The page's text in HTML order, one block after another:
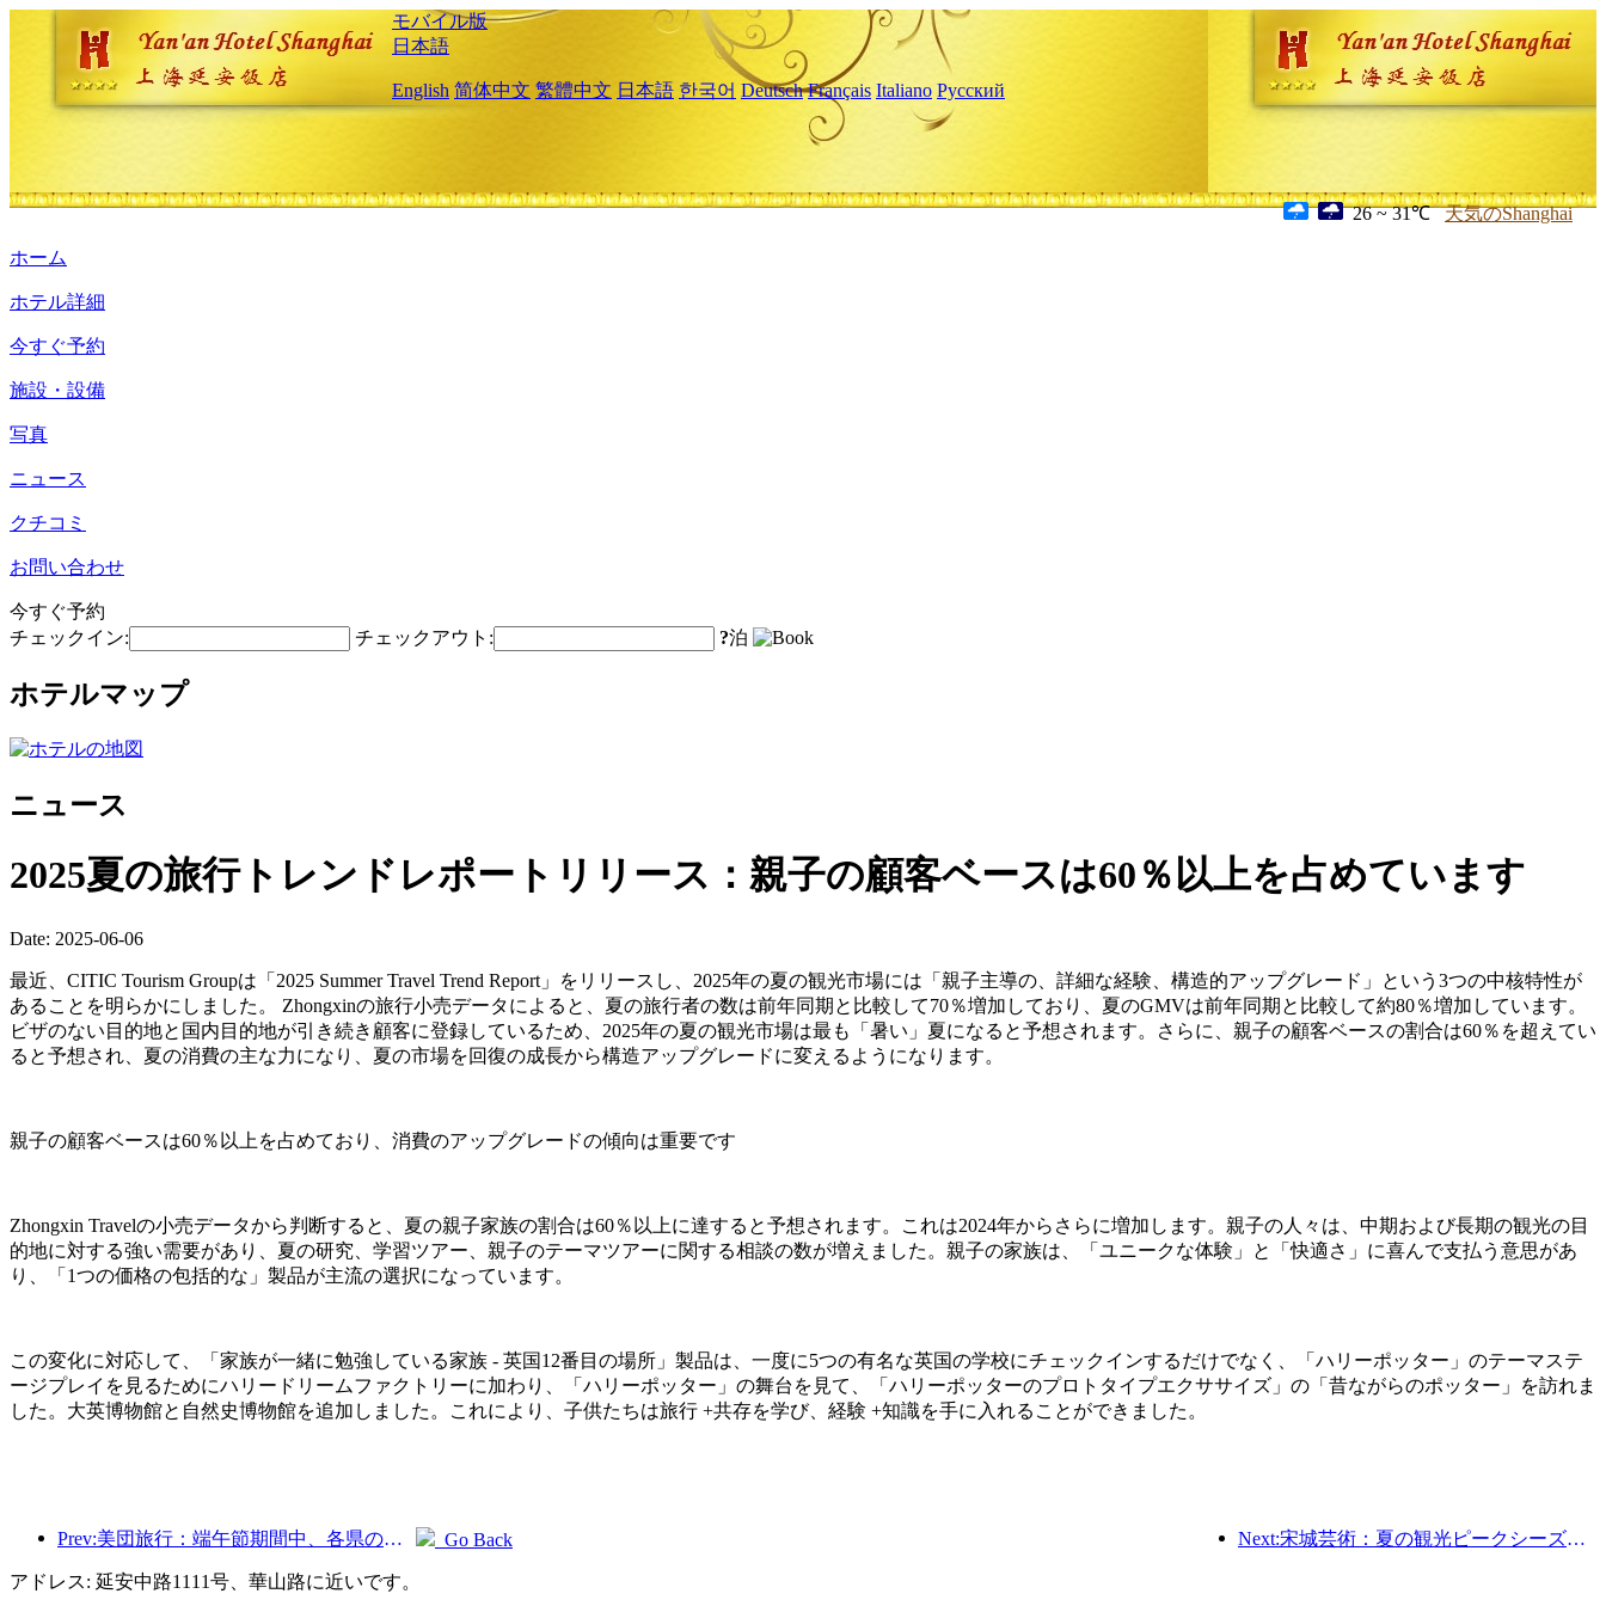
モバイル版
日本語
English 简体中文 繁體中文 日本語 한국어 Deutsch Français Italiano Русский
26 ~ 31℃ 天気のShanghai
ホーム
ホテル詳細
今すぐ予約
施設・設備
写真
ニュース
クチコミ
お問い合わせ
今すぐ予約
チェックイン:
チェックアウト: ?泊
ホテルマップ
ニュース
2025夏の旅行トレンドレポートリリース：親子の顧客ベースは60％以上を占めています
Date: 2025-06-06
最近、CITIC Tourism Groupは「2025 Summer Travel Trend Report」をリリースし、2025年の夏の観光市場には「親子主導の、詳細な経験、構造的アップグレード」という3つの中核特性が
あることを明らかにしました。 Zhongxinの旅行小売データによると、夏の旅行者の数は前年同期と比較して70％増加しており、夏のGMVは前年同期と比較して約80％増加しています。
ビザのない目的地と国内目的地が引き続き顧客に登録しているため、2025年の夏の観光市場は最も「暑い」夏になると予想されます。さらに、親子の顧客ベースの割合は60％を超えてい
ると予想され、夏の消費の主な力になり、夏の市場を回復の成長から構造アップグレードに変えるようになります。
親子の顧客ベースは60％以上を占めており、消費のアップグレードの傾向は重要です
Zhongxin Travelの小売データから判断すると、夏の親子家族の割合は60％以上に達すると予想されます。これは2024年からさらに増加します。親子の人々は、中期および長期の観光の目
的地に対する強い需要があり、夏の研究、学習ツアー、親子のテーマツアーに関する相談の数が増えました。親子の家族は、「ユニークな体験」と「快適さ」に喜んで支払う意思があ
り、「1つの価格の包括的な」製品が主流の選択になっています。
この変化に対応して、「家族が一緒に勉強している家族 - 英国12番目の場所」製品は、一度に5つの有名な英国の学校にチェックインするだけでなく、「ハリーポッター」のテーマステ
ージプレイを見るためにハリードリームファクトリーに加わり、「ハリーポッター」の舞台を見て、「ハリーポッターのプロトタイプエクササイズ」の「昔ながらのポッター」を訪れま
した。大英博物館と自然史博物館を追加しました。これにより、子供たちは旅行 +共存を学び、経験 +知識を手に入れることができました。
Prev:美団旅行：端午節期間中、各県の高級ホテルの予約が殺到、子供連れの家族が主力に Next:宋城芸術：夏の観光ピークシーズンに向けて、市場とイベントコンテンツの両方を準備
Go Back
アドレス: 延安中路1111号、華山路に近いです。